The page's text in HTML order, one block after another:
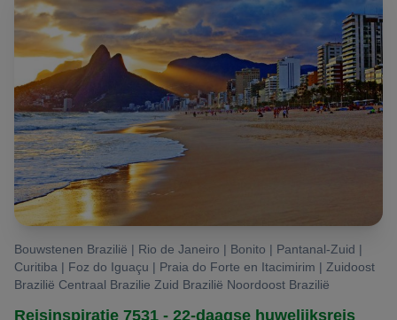
Brazilië Reis Specialist onderscheidt zich door een
uitgebreide mix aan te bieden van strandvakanties en los
te boeken bouwstenen, langs de gehele kust.
Combineer een heerlijk verblijf aan het strand bijvoorbeeld
met arrangement naar één van prachtige natuurgebieden
in Brazilië zoals de Pantanal, watervallen van Foz do
Iguaçu, of de imposante Amazone. Het op maat laten
maken van een rondreis is vrijblijvend, kosteloos en geeft
u de mogelijkheid om een reis te beleven die helemaal is
afgestemd op uw individuele reiswensen.
Bouwstenen Brazilië | Rio de Janeiro | Bonito | Pantanal-Zuid |
Curitiba | Foz do Iguaçu | Praia do Forte en Itacimirim | Zuidoost
Brazilië Centraal Brazilie Zuid Brazilië Noordoost Brazilië
Reisinspiratie 7531 - 22-daagse huwelijksreis